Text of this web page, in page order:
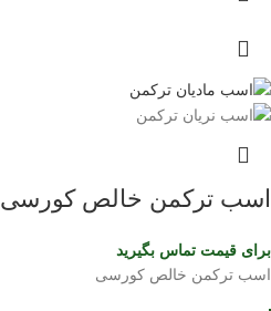
اسب ترکمن خالص کورسی
برای قیمت تماس بگیرید
اسب ترکمن خالص کورسی